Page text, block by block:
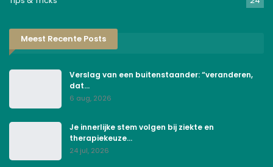
Meest Recente Posts
Verslag van een buitenstaander: “veranderen,
dat…
6 aug, 2026
Je innerlijke stem volgen bij ziekte en
therapiekeuze…
24 jul, 2026